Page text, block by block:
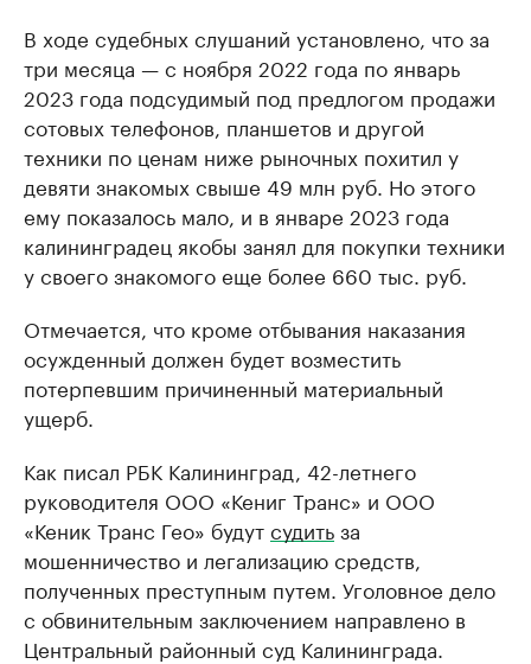
В ходе судебных слушаний установлено, что за
три месяца — с ноября 2022 года по январь
2023 года подсудимый под предлогом продажи
сотовых телефонов, планшетов и другой
техники по ценам ниже рыночных похитил у
девяти знакомых свыше 49 млн руб. Но этого
ему показалось мало, и в январе 2023 года
калининградец якобы занял для покупки техники
у своего знакомого еще более 660 тыс. руб.
Отмечается, что кроме отбывания наказания
осужденный должен будет возместить
потерпевшим причиненный материальный
ущерб.
Как писал РБК Калининград, 42-летнего
руководителя ООО «Кениг Транс» и ООО
«Кеник Транс Гео» будутсудитьза
мошенничество и легализацию средств,
полученных преступным путем. Уголовное дело
с обвинительным заключением направлено в
Центральный районный суд Калининграда.